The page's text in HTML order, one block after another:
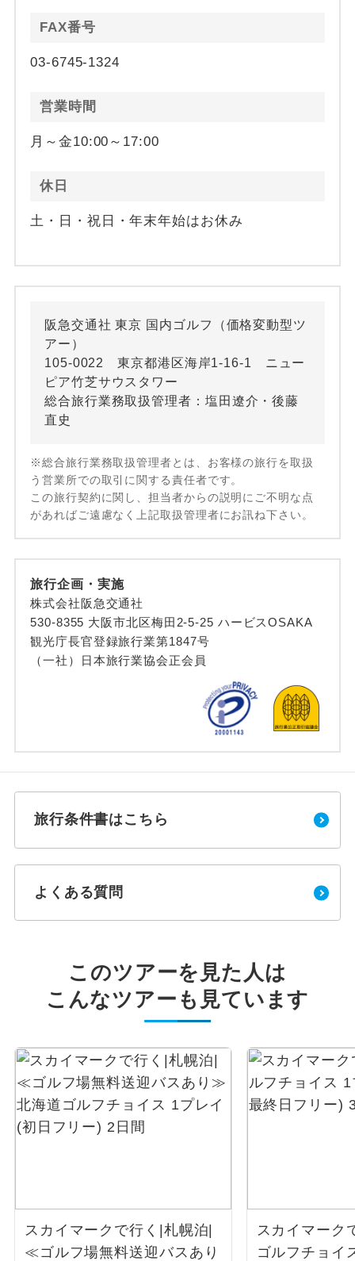
FAX番号
03-6745-1324
営業時間
月～金10:00～17:00
休日
土・日・祝日・年末年始はお休み
阪急交通社 東京 国内ゴルフ（価格変動型ツ
アー）
105-0022 東京都港区海岸1-16-1 ニュー
ピア竹芝サウスタワー
総合旅行業務取扱管理者：塩田遼介・後藤
直史
※総合旅行業務取扱管理者とは、お客様の旅行を取扱
う営業所での取引に関する責任者です。
この旅行契約に関し、担当者からの説明にご不明な点
があればご遠慮なく上記取扱管理者にお訊ね下さい。
旅行企画・実施
株式会社阪急交通社
530-8355 大阪市北区梅田2-5-25 ハービスOSAKA
観光庁長官登録旅行業第1847号
（一社）日本旅行業協会正会員
旅行条件書はこちら
よくある質問
このツアーを見た人は
こんなツアーも見ています
スカイマークで行く|札幌泊|
≪ゴルフ場無料送迎バスあり
スカイマーク
ゴルフチョイ